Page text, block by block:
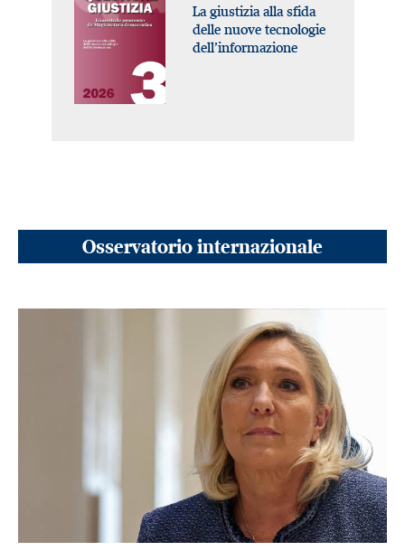
La giustizia alla sfida
delle nuove tecnologie
dell’informazione
Osservatorio internazionale